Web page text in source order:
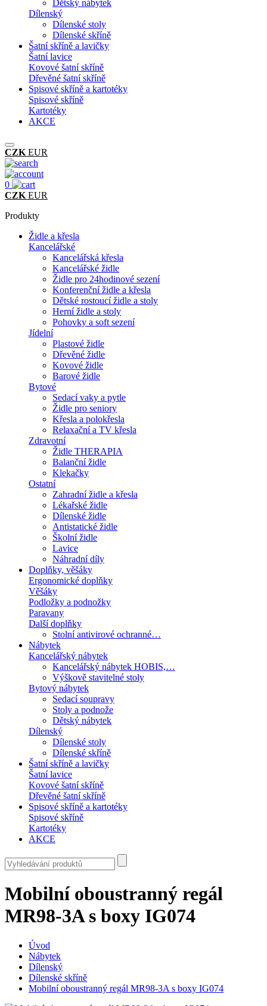
Dětský nábytek
Dílenský
Dílenské stoly
Dílenské skříně
Šatní skříně a lavičky
Šatní lavice
Kovové šatní skříně
Dřevěné šatní skříně
Spisové skříně a kartotéky
Spisové skříně
Kartotéky
AKCE
CZK EUR
0
CZK EUR
Produkty
Židle a křesla
Kancelářské
Kancelářská křesla
Kancelářské židle
Židle pro 24hodinové sezení
Konferenční židle a křesla
Dětské rostoucí židle a stoly
Herní židle a stoly
Pohovky a soft sezení
Jídelní
Plastové židle
Dřevěné židle
Kovové židle
Barové židle
Bytové
Sedací vaky a pytle
Židle pro seniory
Křesla a polokřesla
Relaxační a TV křesla
Zdravotní
Židle THERAPIA
Balanční židle
Klekačky
Ostatní
Zahradní židle a křesla
Lékařské židle
Dílenské židle
Antistatické židle
Školní židle
Lavice
Náhradní díly
Doplňky, věšáky
Ergonomické doplňky
Věšáky
Podložky a podnožky
Paravany
Další doplňky
Stolní antivirové ochranné…
Nábytek
Kancelářský nábytek
Kancelářský nábytek HOBIS,…
Výškově stavitelné stoly
Bytový nábytek
Sedací soupravy
Stoly a podnože
Dětský nábytek
Dílenský
Dílenské stoly
Dílenské skříně
Šatní skříně a lavičky
Šatní lavice
Kovové šatní skříně
Dřevěné šatní skříně
Spisové skříně a kartotéky
Spisové skříně
Kartotéky
AKCE
Mobilní oboustranný regál
MR98-3A s boxy IG074
Úvod
Nábytek
Dílenský
Dílenské skříně
Mobilní oboustranný regál MR98-3A s boxy IG074